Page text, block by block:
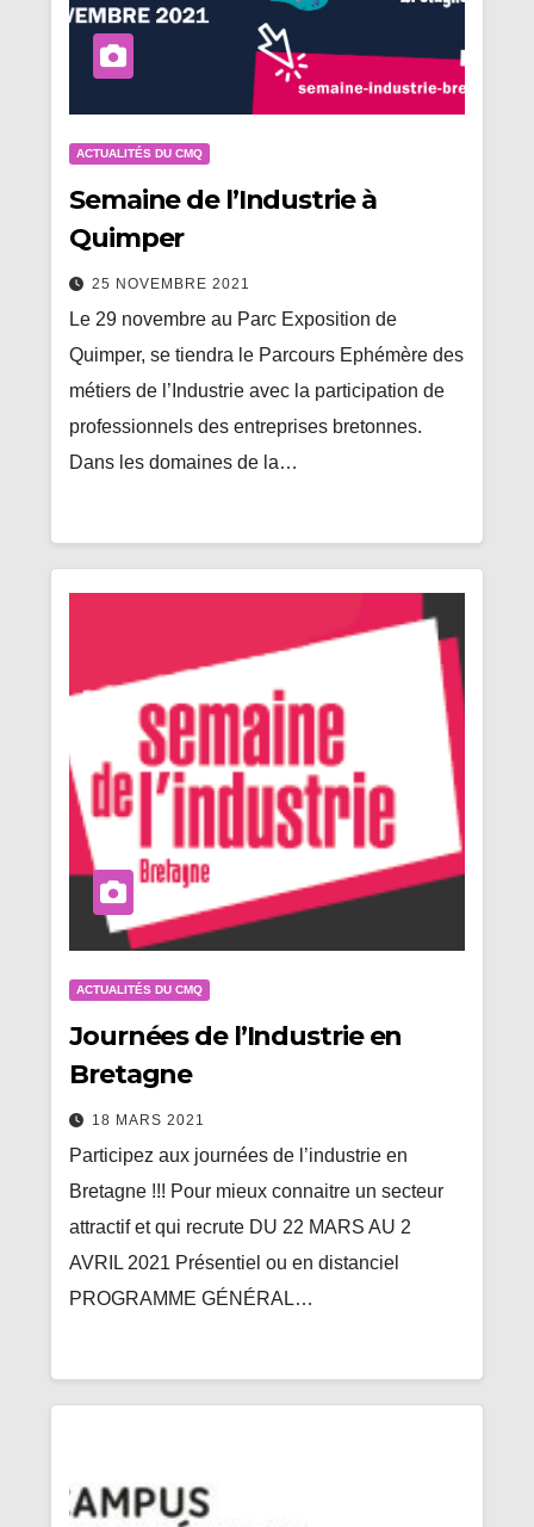
ACTUALITÉS DU CMQ
Semaine de l’Industrie à
Quimper
25 NOVEMBRE 2021
Le 29 novembre au Parc Exposition de
Quimper, se tiendra le Parcours Ephémère des
métiers de l’Industrie avec la participation de
professionnels des entreprises bretonnes.
Dans les domaines de la…
ACTUALITÉS DU CMQ
Journées de l’Industrie en
Bretagne
18 MARS 2021
Participez aux journées de l’industrie en
Bretagne !!! Pour mieux connaitre un secteur
attractif et qui recrute DU 22 MARS AU 2
AVRIL 2021 Présentiel ou en distanciel
PROGRAMME GÉNÉRAL…